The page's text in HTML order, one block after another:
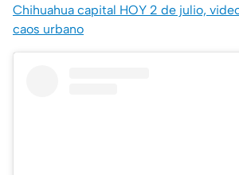
Chihuahua capital HOY 2 de julio,
caos urbano